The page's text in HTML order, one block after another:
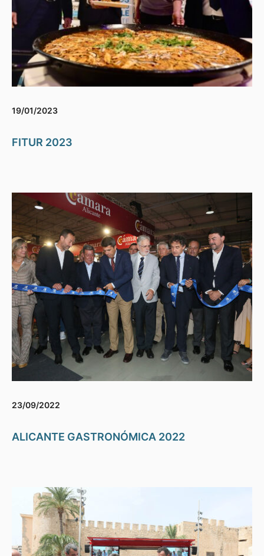
19/01/2023
FITUR 2023
23/09/2022
ALICANTE GASTRONÓMICA 2022